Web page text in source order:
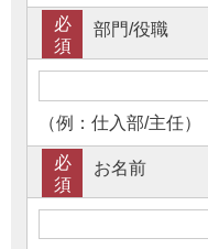
部門/役職
必
須
（例：仕入部/主任）
お名前
必
須